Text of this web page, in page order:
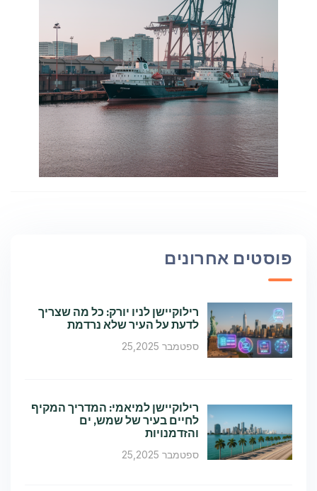
פוסטים אחרונים
רילוקיישן לניו יורק: כל מה שצריך
לדעת על העיר שלא נרדמת
ספטמבר 25,2025
רילוקיישן למיאמי: המדריך המקיף
לחיים בעיר של שמש, ים
והזדמנויות
ספטמבר 25,2025